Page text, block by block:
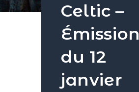
Celtic –
Émission
du 12
janvier